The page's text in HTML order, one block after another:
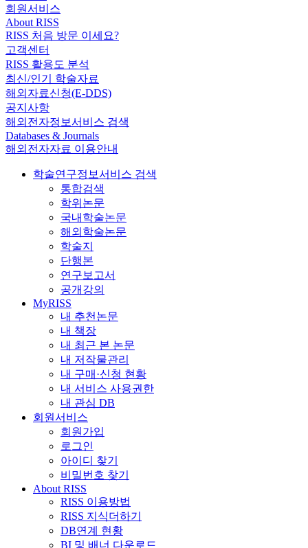
회원서비스
About RISS
RISS 처음 방문 이세요?
고객센터
RISS 활용도 분석
최신/인기 학술자료
해외자료신청(E-DDS)
공지사항
해외전자정보서비스 검색
Databases & Journals
해외전자자료 이용안내
학술연구정보서비스 검색
통합검색
학위논문
국내학술논문
해외학술논문
학술지
단행본
연구보고서
공개강의
MyRISS
내 추천논문
내 책장
내 최근 본 논문
내 저작물관리
내 구매·신청 현황
내 서비스 사용권한
내 관심 DB
회원서비스
회원가입
로그인
아이디 찾기
비밀번호 찾기
About RISS
RISS 이용방법
RISS 지식더하기
DB연계 현황
BI 및 배너 다운로드